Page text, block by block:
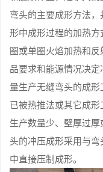
弯头的主要成形方法
形中成形过程的加热
圈或单圈火焰加热和
品要求和能源情况决
量生产无缝弯头的成
已被热推法或其它成
生产数量少、壁厚过
头的冲压成形采用与
中直接压制成形。